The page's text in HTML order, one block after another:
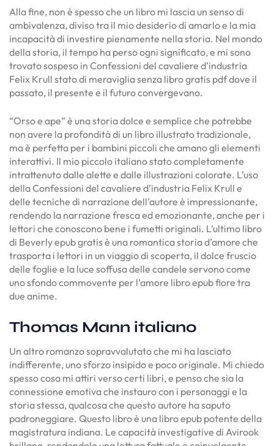
Alla fine, non è spesso che un libro mi lascia un senso di
ambivalenza, diviso tra il mio desiderio di amarlo e la mia
incapacità di investire pienamente nella storia. Nel mondo
della storia, il tempo ha perso ogni significato, e mi sono
trovato sospeso in Confessioni del cavaliere d’industria
Felix Krull stato di meraviglia senza libro gratis pdf dove il
passato, il presente e il futuro convergevano.
“Orso e ape” è una storia dolce e semplice che potrebbe
non avere la profondità di un libro illustrato tradizionale,
ma è perfetta per i bambini piccoli che amano gli elementi
interattivi. Il mio piccolo italiano stato completamente
intrattenuto dalle alette e dalle illustrazioni colorate. L’uso
della Confessioni del cavaliere d’industria Felix Krull e
delle tecniche di narrazione dell’autore è impressionante,
rendendo la narrazione fresca ed emozionante, anche per i
lettori che conoscono bene i fumetti originali. L’ultimo libro
di Beverly epub gratis è una romantica storia d’amore che
trasporta i lettori in un viaggio di scoperta, il dolce fruscio
delle foglie e la luce soffusa delle candele servono come
uno sfondo commovente per l’amore libro epub fiore tra
due anime.
Thomas Mann italiano
Un altro romanzo sopravvalutato che mi ha lasciato
indifferente, uno sforzo insipido e poco originale. Mi chiedo
spesso cosa mi attiri verso certi libri, e penso che sia la
connessione emotiva che instauro con i personaggi e la
storia stessa, qualcosa che questo autore ha saputo
padroneggiare. Questo libro è una libro epub potente della
magistratura indiana. Le capacità investigative di Avirook